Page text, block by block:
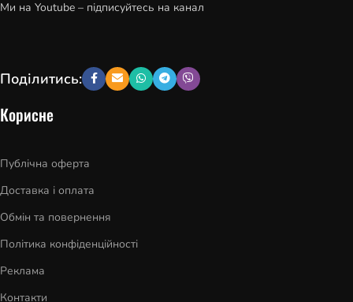
Ми на Youtube – підписуйтесь на канал
Поділитись:
Корисне
Публічна оферта
Доставка і оплата
Обмін та повернення
Політика конфіденційності
Реклама
Контакти